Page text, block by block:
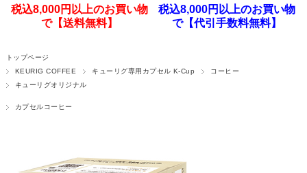
税込8,000円以上のお買い物
で【送料無料】
税込8,000円以上のお買い物
で【代引手数料無料】
トップページ
KEURIG COFFEE
キューリグ専用カプセル K-Cup
コーヒー
キューリグオリジナル
カプセルコーヒー